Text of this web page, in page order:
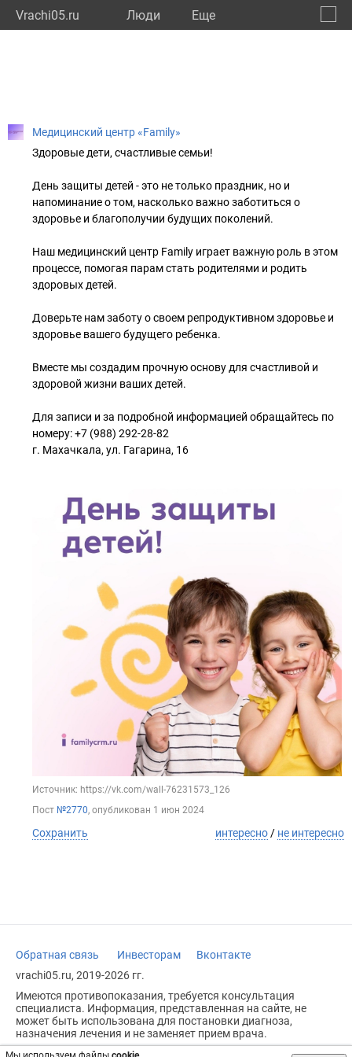
Vrachi05.ru Люди Eще
Медицинский центр «Family»
Здоровые дети, счастливые семьи!
День защиты детей - это не только праздник, но и
напоминание о том, насколько важно заботиться о
здоровье и благополучии будущих поколений.
Наш медицинский центр Family играет важную роль в этом
процессе, помогая парам стать родителями и родить
здоровых детей.
Доверьте нам заботу о своем репродуктивном здоровье и
здоровье вашего будущего ребенка.
Вместе мы создадим прочную основу для счастливой и
здоровой жизни ваших детей.
Для записи и за подробной информацией обращайтесь по
номеру: +7 (988) 292-28-82
г. Махачкала, ул. Гагарина, 16
Источник: https://vk.com/wall-76231573_126
Пост №2770, опубликован 1 июн 2024
Сохранить интересно / не интересно
Обратная связь Инвесторам
Вконтакте
vrachi05.ru, 2019-2026 гг.
Имеются противопоказания, требуется консультация
специалиста. Информация, представленная на сайте, не
может быть использована для постановки диагноза,
назначения лечения и не заменяет прием врача.
Возрастное ограничение: 18+